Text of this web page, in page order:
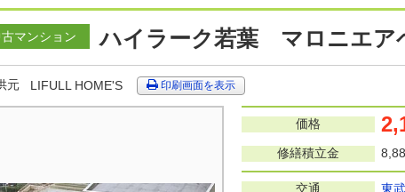
マンション ハイラーク若葉 マロニエア
元 LIFULL HOME'S 印刷画面を表示
価格
修繕積立金
交通 東